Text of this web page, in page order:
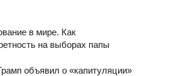
в мире. Как
на выборах папы
объявил о «капитуляции»